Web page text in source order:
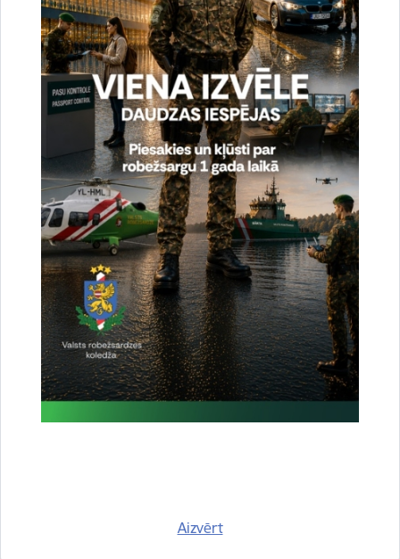
Aizvērt
Drukāt lapu
Dalīties
Vai šī informācija bija noderīga?
Esi pirmais, kas uzzina!